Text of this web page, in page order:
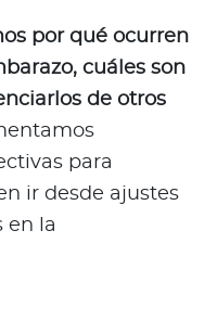
por qué ocurren
cuáles son
de otros
para
ir desde ajustes
en la